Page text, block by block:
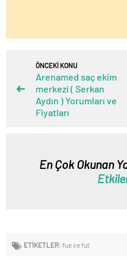
ÖNCEKİ KONU
Arenamed saç ekim
merkezi ( Serkan
Aydın ) Yorumları ve
Fiyatları
En Çok Okunan
ETİKETLER: fue ve fut